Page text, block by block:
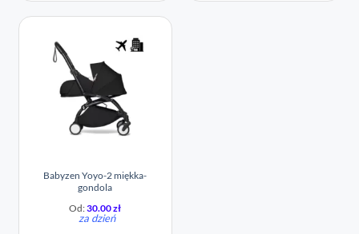
Babyzen Yoyo-2 miękka-
gondola
Od:30.00zł
za dzień